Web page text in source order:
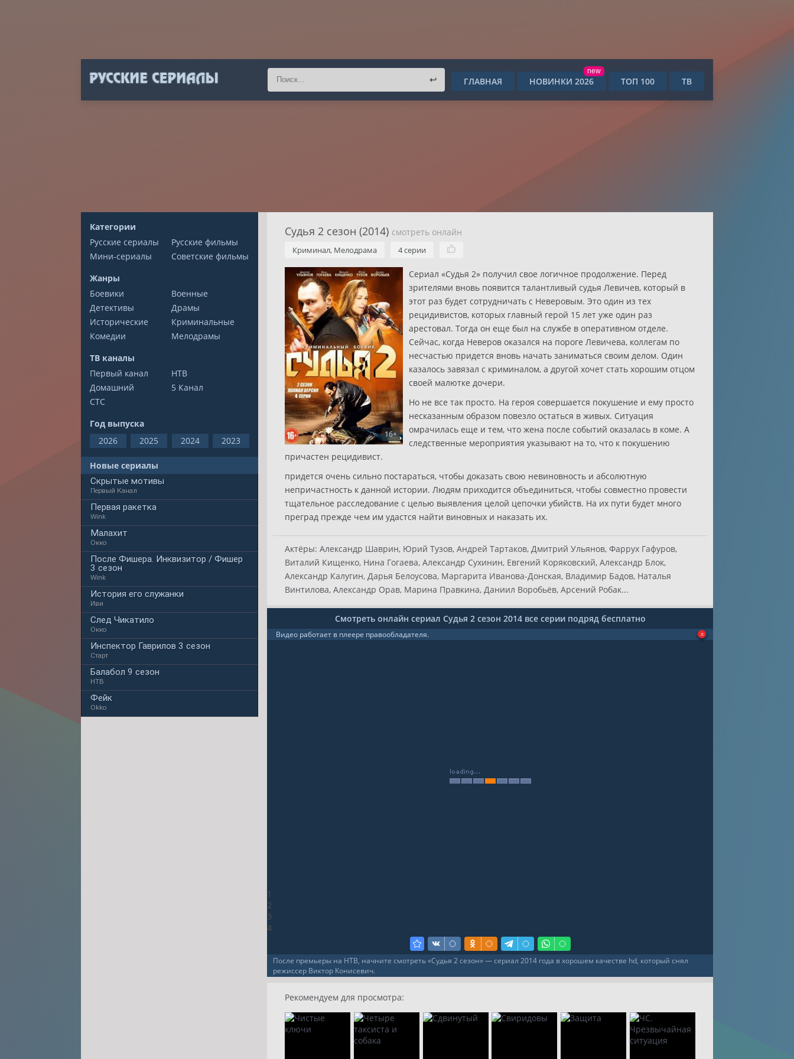
↩ ГЛАВНАЯ НОВИНКИ 2026
new
ТОП 100 ТВ
Судья 2 сезон (2014) смотреть онлайн
Криминал, Мелодрама 4 серии
16+
Сериал «Судья 2» получил свое логичное продолжение. Перед
зрителями вновь появится талантливый судья Левичев, который в
этот раз будет сотрудничать с Неверовым. Это один из тех
рецидивистов, которых главный герой 15 лет уже один раз
арестовал. Тогда он еще был на службе в оперативном отделе.
Сейчас, когда Неверов оказался на пороге Левичева, коллегам по
несчастью придется вновь начать заниматься своим делом. Один
казалось завязал с криминалом, а другой хочет стать хорошим отцом
своей малютке дочери.
Но не все так просто. На героя совершается покушение и ему просто
несказанным образом повезло остаться в живых. Ситуация
омрачилась еще и тем, что жена после событий оказалась в коме. А
следственные мероприятия указывают на то, что к покушению
причастен рецидивист.
придется очень сильно постараться, чтобы доказать свою невиновность и абсолютную
непричастность к данной истории. Людям приходится объединиться, чтобы совместно провести
тщательное расследование с целью выявления целой цепочки убийств. На их пути будет много
преград прежде чем им удастся найти виновных и наказать их.
Актёры: Александр Шаврин, Юрий Тузов, Андрей Тартаков, Дмитрий Ульянов, Фаррух Гафуров,
Виталий Кищенко, Нина Гогаева, Александр Сухинин, Евгений Коряковский, Александр Блок,
Александр Калугин, Дарья Белоусова, Маргарита Иванова-Донская, Владимир Бадов, Наталья
Винтилова, Александр Орав, Марина Правкина, Даниил Воробьёв, Арсений Робак...
Смотреть онлайн сериал Судья 2 сезон 2014 все серии подряд бесплатно
Видео работает в плеере правообладателя.
1
2
3
4
После премьеры на НТВ, начните смотреть «Судья 2 сезон» — сериал 2014 года в хорошем качестве hd, который снял
режиссер Виктор Конисевич.
Рекомендуем для просмотра:
Категории
Русские сериалы
Русские фильмы
Мини-сериалы
Советские фильмы
Жанры
Боевики
Военные
Детективы
Драмы
Исторические
Криминальные
Комедии
Мелодрамы
ТВ каналы
Первый канал
НТВ
Домашний
5 Канал
СТС
Год выпуска
2026
2025 2024 2023
Новые сериалы
Скрытые мотивы
Первый Канал
Первая ракетка
Wink
Малахит
Окко
После Фишера. Инквизитор / Фишер
3 сезон
Wink
История его служанки
Иви
След Чикатило
Окко
Инспектор Гаврилов 3 сезон
Старт
Балабол 9 сезон
НТВ
Фейк
Okko